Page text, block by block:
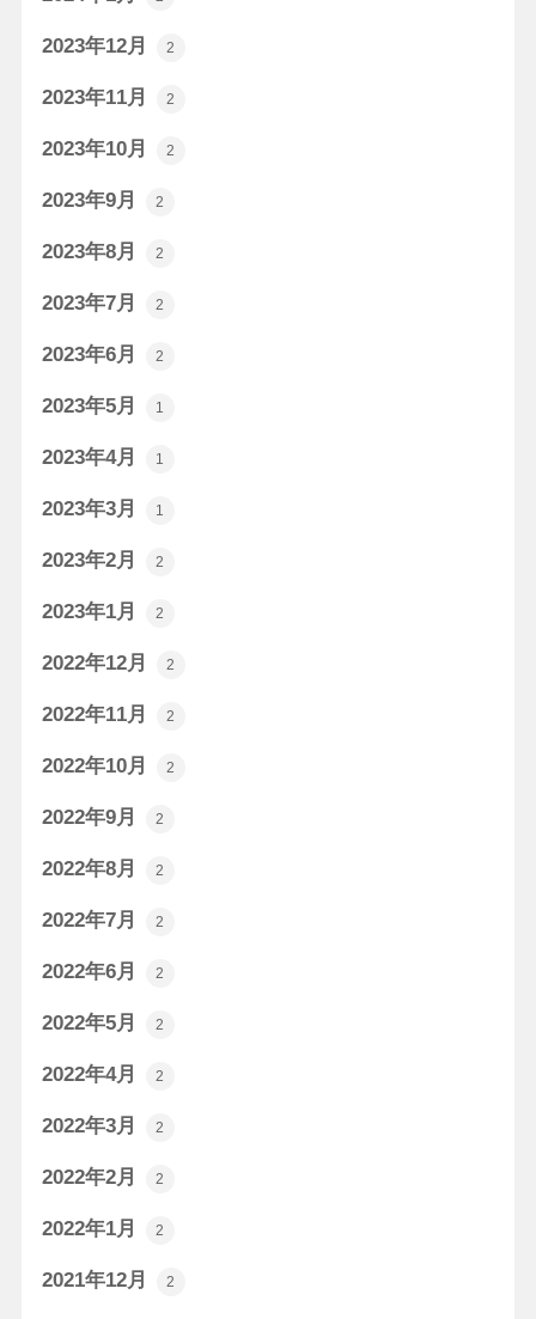
2023年12月 2
2023年11月 2
2023年10月 2
2023年9月 2
2023年8月 2
2023年7月 2
2023年6月 2
2023年5月 1
2023年4月 1
2023年3月 1
2023年2月 2
2023年1月 2
2022年12月 2
2022年11月 2
2022年10月 2
2022年9月 2
2022年8月 2
2022年7月 2
2022年6月 2
2022年5月 2
2022年4月 2
2022年3月 2
2022年2月 2
2022年1月 2
2021年12月 2